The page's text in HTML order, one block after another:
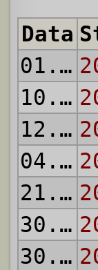
Data
01.12.
10.04.
12.06.
04.09.
21.10.
30.10.
30.12.